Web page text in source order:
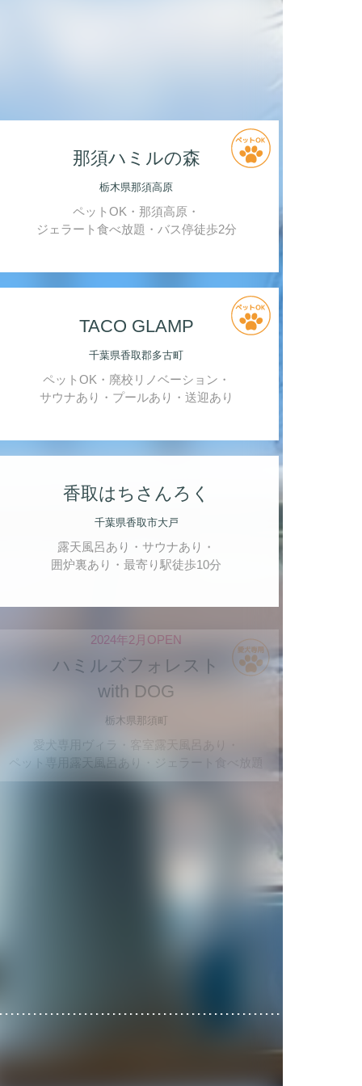
那須ハミルの森
栃木県那須高原
ペットOK・那須高原・
ジェラート食べ放題・バス停徒歩2分
TACO GLAMP
千葉県香取郡多古町
ペットOK・廃校リノベーション・
サウナあり・プールあり・送迎あり
香取はちさんろく
千葉県香取市大戸
露天風呂あり・サウナあり・
囲炉裏あり・最寄り駅徒歩10分
2024年2月OPEN
ハミルズフォレスト
with DOG
栃木県那須町
愛犬専用ヴィラ・客室露天風呂あり・
ペット専用露天風呂あり・ジェラート食べ放題